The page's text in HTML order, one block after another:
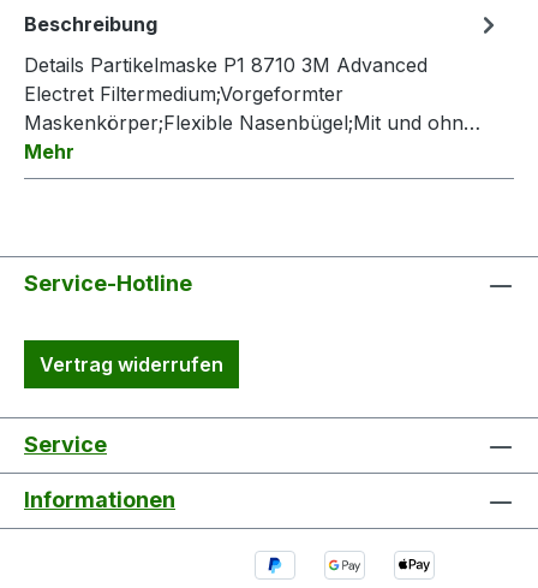
Beschreibung
Details Partikelmaske P1 8710 3M Advanced
Electret Filtermedium;Vorgeformter
Maskenkörper;Flexible Nasenbügel;Mit und ohn…
Mehr
Service-Hotline
Vertrag widerrufen
Service
Informationen